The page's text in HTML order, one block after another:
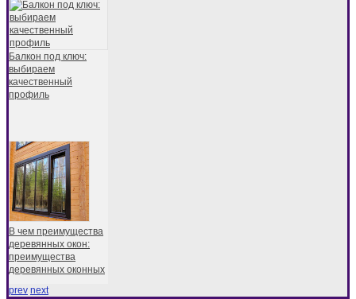
Балкон под ключ:
выбираем
качественный
профиль
В чем преимущества
деревянных окон:
преимущества
деревянных оконных
prev next